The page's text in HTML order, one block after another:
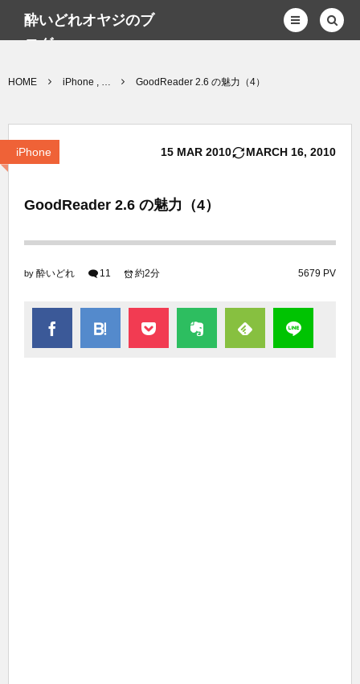
酔いどれオヤジのブ
ログwp
HOME iPhone , … GoodReader 2.6 の魅力（4）
iPhone 15 MAR 2010 MARCH 16, 2010
GoodReader 2.6 の魅力（4）
by 酔いどれ 11 5679 PV
約2分